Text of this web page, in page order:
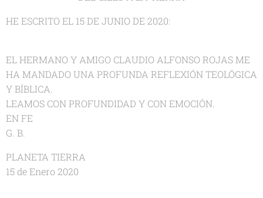
HE ESCRITO EL 15 DE JUNIO DE 2020:
EL HERMANO Y AMIGO CLAUDIO ALFONSO ROJAS ME
HA MANDADO UNA PROFUNDA REFLEXIÓN TEOLÓGICA
Y BÍBLICA.
LEAMOS CON PROFUNDIDAD Y CON EMOCIÓN.
EN FE
G. B.
PLANETA TIERRA
15 de Enero 2020